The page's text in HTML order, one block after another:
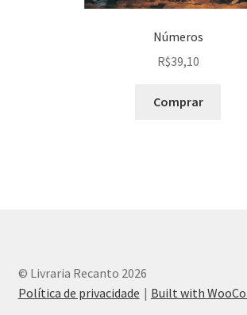
Números
R$39,10
Comprar
© Livraria Recanto 2026
Política de privacidade
Built with